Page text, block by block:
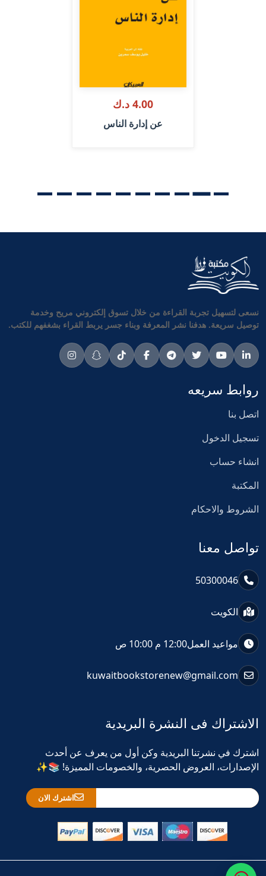
4.00 د.ك
عن إدارة الناس
نسعى لتسهيل تجربة القراءة من خلال تسوق إلكتروني مريح وخدمة
توصيل سريعة. هدفنا نشر المعرفة وبناء جسر يربط القراء بشغفهم للكتب.
روابط سريعه
اتصل بنا
تسجيل الدخول
انشاء حساب
المكتبة
الشروط والاحكام
تواصل معنا
50300046
الكويت
مواعيد العمل12:00 م 10:00 ص
kuwaitbookstorenew@gmail.com
الاشتراك فى النشرة البريدية
اشترك في نشرتنا البريدية وكن أول من يعرف عن أحدث
الإصدارات، العروض الحصرية، والخصومات المميزة! 📚✨
اشترك الان